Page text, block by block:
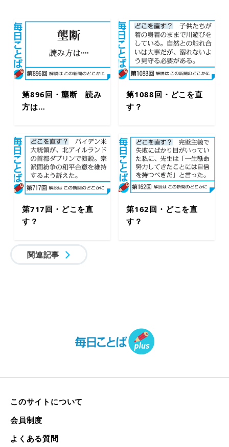
第896回・壟断 読み
方は…
第1088回・どこを直
す？
第717回・どこを直
す？
第162回・どこを直
す？
関連記事
このサイトについて
会員制度
よくある質問